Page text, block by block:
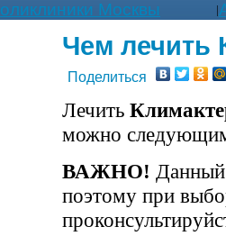
Москвы |
Чем лечить
Поделиться
Лечить
можно
ВАЖНО! Данный
поэтому при